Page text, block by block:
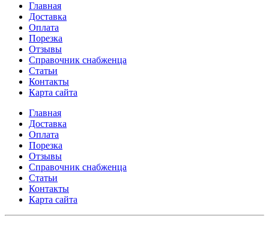
Главная
Доставка
Оплата
Порезка
Отзывы
Справочник снабженца
Статьи
Контакты
Карта сайта
Главная
Доставка
Оплата
Порезка
Отзывы
Справочник снабженца
Статьи
Контакты
Карта сайта